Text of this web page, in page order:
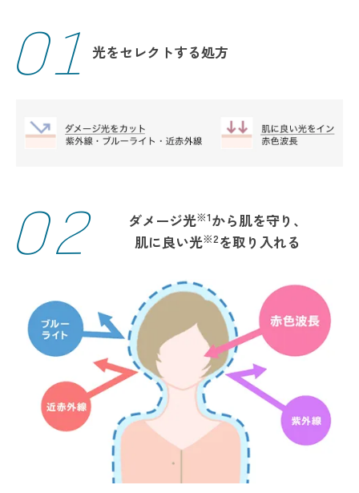
01光をセレクトする処方
02 ダメージ光※1から肌を守り、
肌に良い光※2を取り入れる